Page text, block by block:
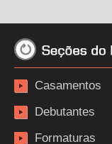
Casamentos
Debutantes
Formaturas